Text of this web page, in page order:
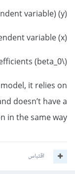
(\beta_0) and (\beta_1) are the regression coefficients.
it relies on
doesn’t have a
in the same way.
اقتباس